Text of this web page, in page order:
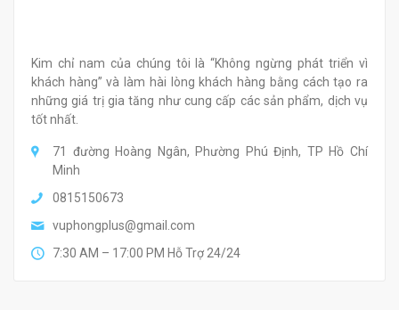
Kim chỉ nam của chúng tôi là “Không ngừng phát triển vì
khách hàng” và làm hài lòng khách hàng bằng cách tạo ra
những giá trị gia tăng như cung cấp các sản phẩm, dịch vụ
tốt nhất.
71 đường Hoàng Ngân, Phường Phú Định, TP Hồ Chí
Minh
0815150673
vuphongplus@gmail.com
7:30 AM – 17:00 PM Hỗ Trợ 24/24